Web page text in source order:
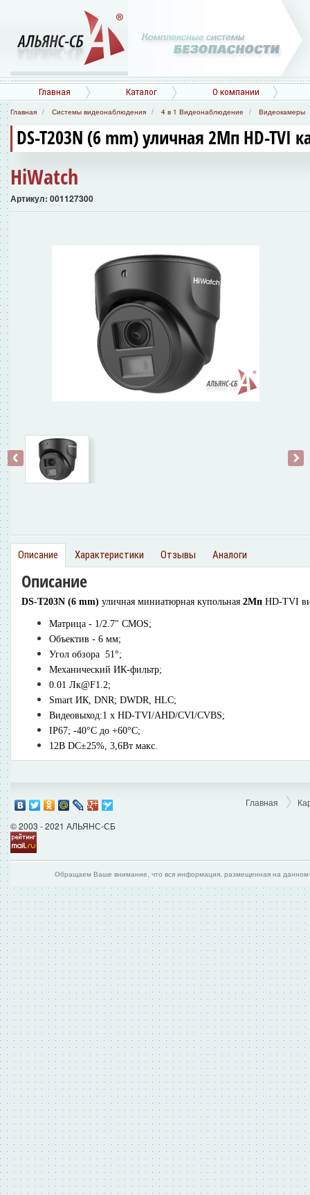
Главная Каталог О компании
Главная Системы видеонаблюдения 4 в 1 Видеонаблюдение Видеокамеры
DS-T203N (6 mm) уличная 2Мп HD-TVI
HiWatch
Артикул: 001127300
‹ ›
Описание Характеристики Отзывы Аналоги
Описание
DS-T203N (6 mm) уличная миниатюрная купольная 2Мп HD-TVI
Матрица - 1/2.7" CMOS;
Объектив - 6 мм;
Угол обзора 51°;
Механический ИК-фильтр;
0.01 Лк@F1.2;
Smart ИК, DNR; DWDR, HLC;
Видеовыход:1 х HD-TVI/AHD/CVI/CVBS;
IP67; -40°С до +60°С;
12В DC±25%, 3,6Вт макс.
© 2003 - 2021 АЛЬЯНС-СБ
Главная
Обращаем Ваше внимание, что вся информация, размещенная на данном